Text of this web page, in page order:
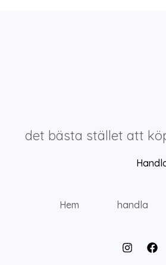
det bästa stället att
Hem handla